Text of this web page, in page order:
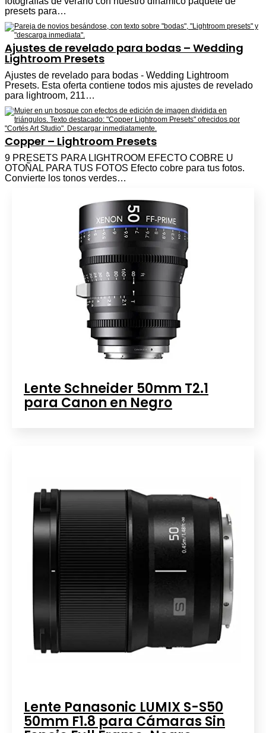
presets para…
Ajustes de revelado para bodas – Wedding
Lightroom Presets
Ajustes de revelado para bodas - Wedding Lightroom
Presets. Esta oferta contiene todos mis ajustes de revelado
para lightroom, 211…
Copper – Lightroom Presets
9 PRESETS PARA LIGHTROOM EFECTO COBRE U
OTOÑAL PARA TUS FOTOS Efecto cobre para tus fotos.
Convierte los tonos verdes…
Lente Schneider 50mm T2.1
para Canon en Negro
Lente Panasonic LUMIX S-S50
50mm F1.8 para Cámaras Sin